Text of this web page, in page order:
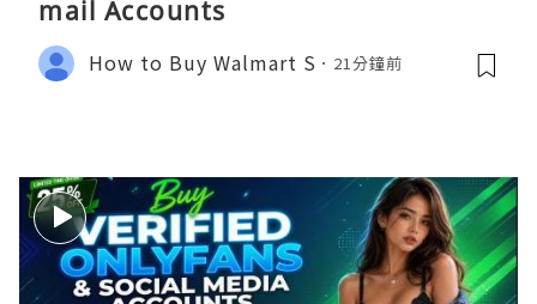
mail Accounts
How to Buy Walmart S 21分鐘前